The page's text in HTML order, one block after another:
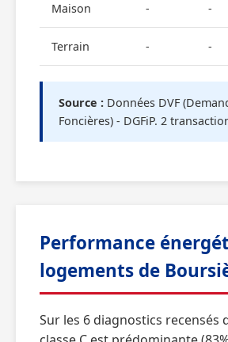
Maison - -
Terrain - -
Source : Données DVF
Foncières) - DGFiP. 2
Performance
logements de
Sur les 6 diagnostics recensés